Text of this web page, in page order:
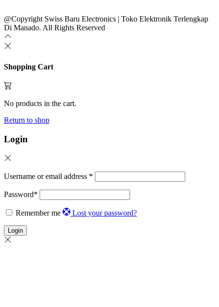
@Copyright Swiss Baru Electronics | Toko Elektronik Terlengkap
Di Manado. All Rights Reserved
Shopping Cart
No products in the cart.
Return to shop
Login
Username or email address *
Password*
Remember me Lost your password?
Login